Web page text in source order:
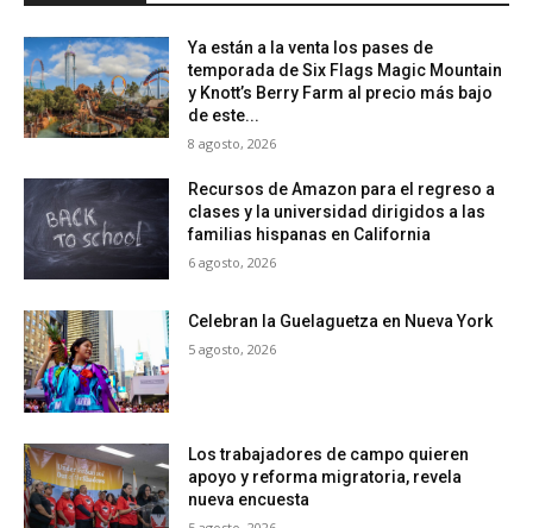
Ya están a la venta los pases de
temporada de Six Flags Magic Mountain
y Knott’s Berry Farm al precio más bajo
de este...
8 agosto, 2026
Recursos de Amazon para el regreso a
clases y la universidad dirigidos a las
familias hispanas en California
6 agosto, 2026
Celebran la Guelaguetza en Nueva York
5 agosto, 2026
Los trabajadores de campo quieren
apoyo y reforma migratoria, revela
nueva encuesta